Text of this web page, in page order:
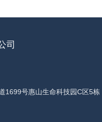
司
1699号惠山生命科技园C区5栋